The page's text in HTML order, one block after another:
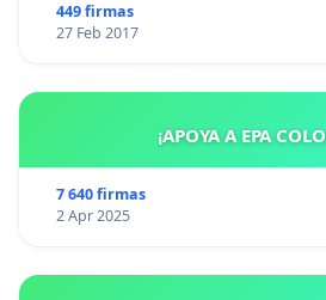
449 firmas
27 Feb 2017
¡APOYA A EPA
7 640 firmas
2 Apr 2025